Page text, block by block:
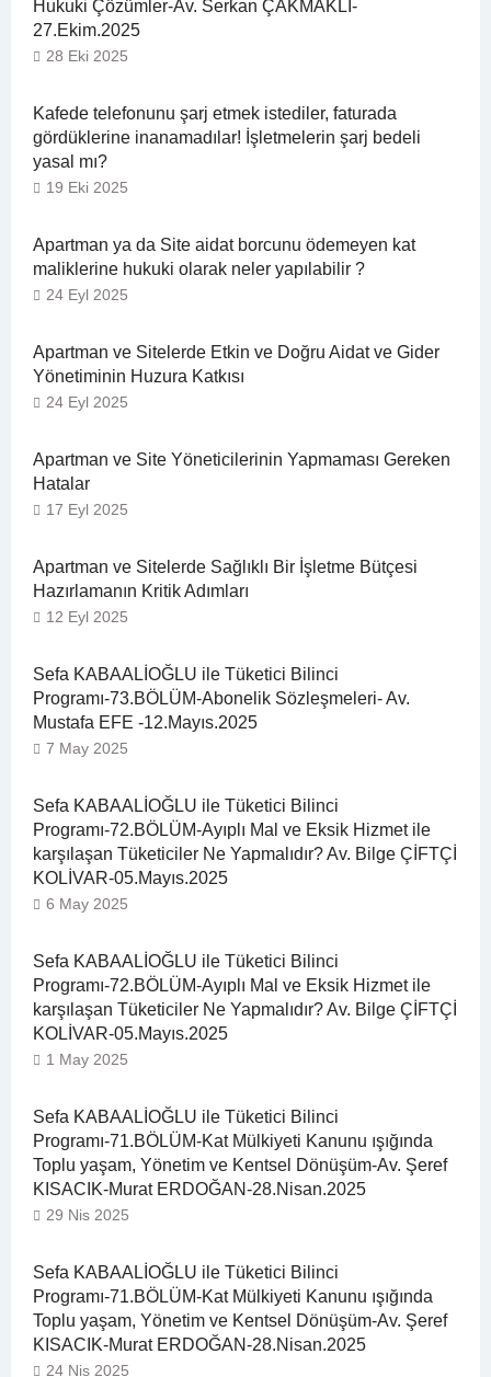
Hukuki Çözümler-Av. Serkan ÇAKMAKLI-
27.Ekim.2025
28 Eki 2025
Kafede telefonunu şarj etmek istediler, faturada
gördüklerine inanamadılar! İşletmelerin şarj bedeli
yasal mı?
19 Eki 2025
Apartman ya da Site aidat borcunu ödemeyen kat
maliklerine hukuki olarak neler yapılabilir ?
24 Eyl 2025
Apartman ve Sitelerde Etkin ve Doğru Aidat ve Gider
Yönetiminin Huzura Katkısı
24 Eyl 2025
Apartman ve Site Yöneticilerinin Yapmaması Gereken
Hatalar
17 Eyl 2025
Apartman ve Sitelerde Sağlıklı Bir İşletme Bütçesi
Hazırlamanın Kritik Adımları
12 Eyl 2025
Sefa KABAALİOĞLU ile Tüketici Bilinci
Programı-73.BÖLÜM-Abonelik Sözleşmeleri- Av.
Mustafa EFE -12.Mayıs.2025
7 May 2025
Sefa KABAALİOĞLU ile Tüketici Bilinci
Programı-72.BÖLÜM-Ayıplı Mal ve Eksik Hizmet ile
karşılaşan Tüketiciler Ne Yapmalıdır? Av. Bilge ÇİFTÇİ
KOLİVAR-05.Mayıs.2025
6 May 2025
Sefa KABAALİOĞLU ile Tüketici Bilinci
Programı-72.BÖLÜM-Ayıplı Mal ve Eksik Hizmet ile
karşılaşan Tüketiciler Ne Yapmalıdır? Av. Bilge ÇİFTÇİ
KOLİVAR-05.Mayıs.2025
1 May 2025
Sefa KABAALİOĞLU ile Tüketici Bilinci
Programı-71.BÖLÜM-Kat Mülkiyeti Kanunu ışığında
Toplu yaşam, Yönetim ve Kentsel Dönüşüm-Av. Şeref
KISACIK-Murat ERDOĞAN-28.Nisan.2025
29 Nis 2025
Sefa KABAALİOĞLU ile Tüketici Bilinci
Programı-71.BÖLÜM-Kat Mülkiyeti Kanunu ışığında
Toplu yaşam, Yönetim ve Kentsel Dönüşüm-Av. Şeref
KISACIK-Murat ERDOĞAN-28.Nisan.2025
24 Nis 2025